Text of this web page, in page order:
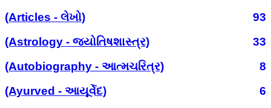
(Articles - લેખો)
93
(Astrology - જ્યોતિષશાસ્ત્ર)
33
(Autobiography - આત્મચરિત્ર)
8
(Ayurved - આયૂર્વેદ)
6